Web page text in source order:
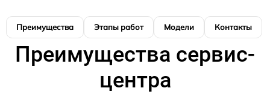
Преимущества Этапы работ Модели Контакты
Преимущества сервис-
центра